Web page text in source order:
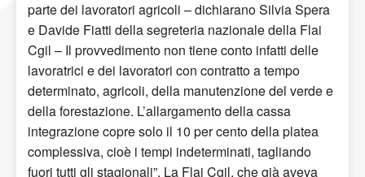
parte dei lavoratori agricoli – dichiarano Silvia Spera
e Davide Fiatti della segreteria nazionale della Flai
Cgil – Il provvedimento non tiene conto infatti delle
lavoratrici e dei lavoratori con contratto a tempo
determinato, agricoli, della manutenzione del verde e
della forestazione. L’allargamento della cassa
integrazione copre solo il 10 per cento della platea
complessiva, cioè i tempi indeterminati, tagliando
fuori tutti gli stagionali”. La Flai Cgil, che già aveva